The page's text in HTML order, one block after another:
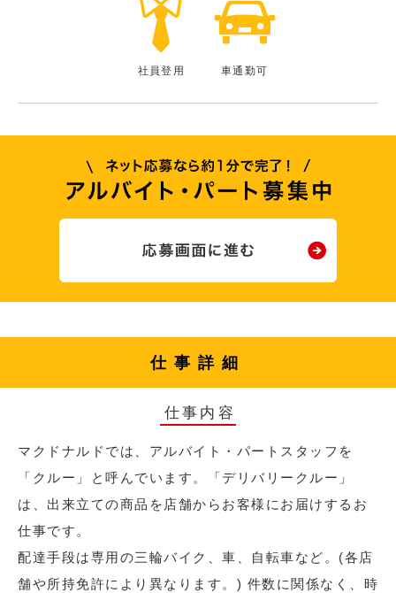
社員登用 車通勤可
仕事詳細
仕事内容
マクドナルドでは、アルバイト・パートスタッフを
「クルー」と呼んでいます。「デリバリークルー」
は、出来立ての商品を店舗からお客様にお届けするお
仕事です。
配達手段は専用の三輪バイク、車、自転車など。(各店
舗や所持免許により異なります。) 件数に関係なく、時